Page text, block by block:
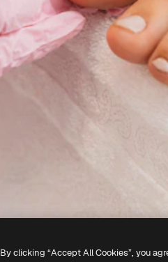
By clicking “Accept All Cookies”, you